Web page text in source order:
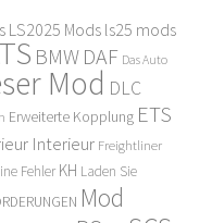
LS2025 Mods ls25 mods
BMW DAF Das Auto
Mod DLC
Erweiterte Kopplung ETS
Interieur Freightliner
Fehler KH Laden Sie
Mod